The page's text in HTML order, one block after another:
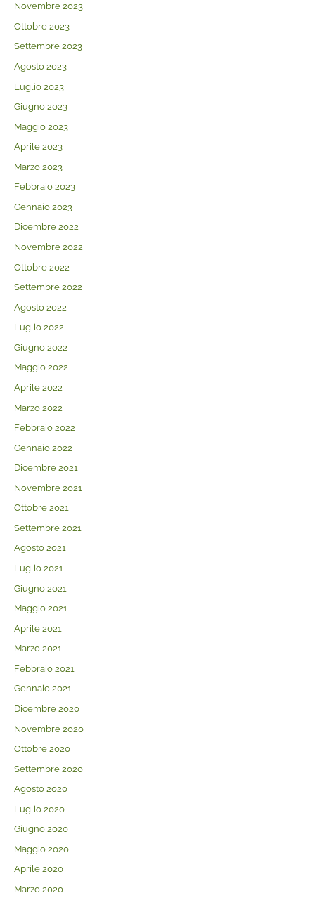
Novembre 2023
Ottobre 2023
Settembre 2023
Agosto 2023
Luglio 2023
Giugno 2023
Maggio 2023
Aprile 2023
Marzo 2023
Febbraio 2023
Gennaio 2023
Dicembre 2022
Novembre 2022
Ottobre 2022
Settembre 2022
Agosto 2022
Luglio 2022
Giugno 2022
Maggio 2022
Aprile 2022
Marzo 2022
Febbraio 2022
Gennaio 2022
Dicembre 2021
Novembre 2021
Ottobre 2021
Settembre 2021
Agosto 2021
Luglio 2021
Giugno 2021
Maggio 2021
Aprile 2021
Marzo 2021
Febbraio 2021
Gennaio 2021
Dicembre 2020
Novembre 2020
Ottobre 2020
Settembre 2020
Agosto 2020
Luglio 2020
Giugno 2020
Maggio 2020
Aprile 2020
Marzo 2020